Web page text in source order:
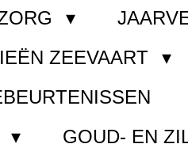
ZEEVAART
GOUD- EN